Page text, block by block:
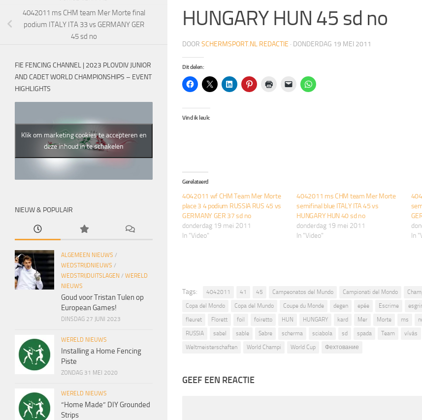
HUNGARY HUN 45 sd no
DOOR SCHERMSPORT.NL REDACTIE · DONDERDAG 19 MEI 2011
Dit delen:
Vind ik leuk:
Gerelateerd
4042011 wf CHM Team Mer Morte
place 3 4 podium RUSSIA RUS 45 vs
GERMANY GER 37 sd no
donderdag 19 mei 2011
In "Video"
4042011 ms CHM team Mer Morte
semifinal blue ITALY ITA 45 vs
HUNGARY HUN 40 sd no
donderdag 19 mei 2011
In "Video"
In
Tags: 4042011 41 45 Campeonatos del Mundo Campionati del Mondo
Copa del Mondo
Copa del Mundo Coupe du Monde degen epée Escrime
fleuret
Florett foil foiretto HUN HUNGARY kard Mer Morte ms
RUSSIA
sabel sable Sabre scherma sciabola sd spada Team vívás
Weltmeisterschaften
World Champi World Cup Фехтование
GEEF EEN REACTIE
4042011 ms CHM team Mer Morte final
podium ITALY ITA 33 vs GERMANY GER
45 sd no
FIE FENCING CHANNEL | 2023 PLOVDIV JUNIOR
AND CADET WORLD CHAMPIONSHIPS – EVENT
HIGHLIGHTS
Klik om marketing cookies te accepteren en
deze inhoud in te schakelen
NIEUW & POPULAIR
ALGEMEEN NIEUWS /
WEDSTRIJDNIEUWS /
WEDSTRIJDUITSLAGEN / WERELD
NIEUWS
Goud voor Tristan Tulen op
European Games!
DINSDAG 27 JUNI 2023
WERELD NIEUWS
Installing a Home Fencing
Piste
ZONDAG 31 MEI 2020
WERELD NIEUWS
“Home Made” DIY Grounded
Strips